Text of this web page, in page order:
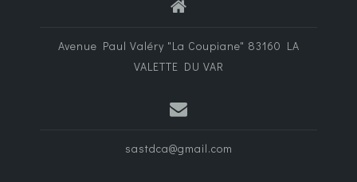
Avenue Paul Valéry "La Coupiane" 83160 LA
VALETTE DU VAR
sastdca@gmail.com